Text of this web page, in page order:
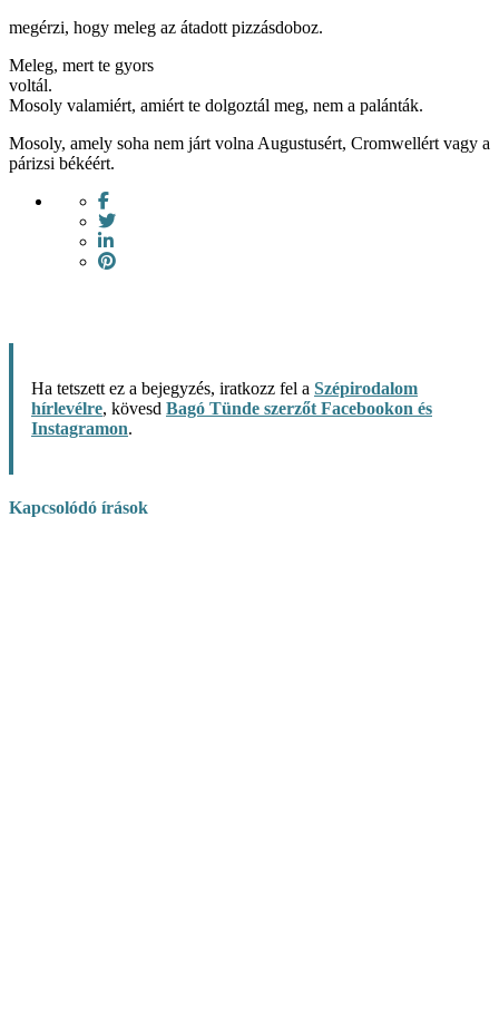
megérzi, hogy meleg az átadott pizzásdoboz.
Meleg, mert te gyors
Mosoly valamiért, amiért te dolgoztál meg, nem a palánták.
Mosoly, amely soha nem járt volna Augustusért, Cromwellért vagy a
párizsi békéért.
Ha tetszett ez a bejegyzés, iratkozz fel a Szépirodalom
hírlevélre, kövesd Bagó Tünde szerzőt Facebookon és
Instagramon.
Kapcsolódó írások